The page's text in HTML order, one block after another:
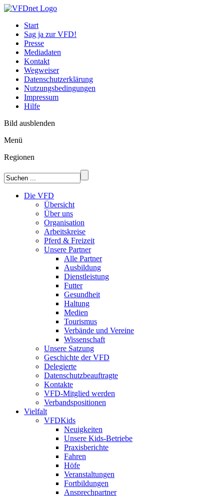
Start
Sag ja zur VFD!
Presse
Mediadaten
Kontakt
Wegweiser
Datenschutzerklärung
Nutzungsbedingungen
Impressum
Hilfe
Bild ausblenden
Menü
Regionen
Die VFD
Übersicht
Über uns
Organisation
Arbeitskreise
Pferd & Freizeit
Unsere Partner
Alle Partner
Ausbildung
Dienstleistung
Futter
Gesundheit
Haltung
Medien
Tourismus
Verbände und Vereine
Wissenschaft
Unsere Satzung
Geschichte der VFD
Delegierte
Datenschutzbeauftragte
Kontakte
VFD-Mitglied werden
Verbandspositionen
Vielfalt
VFDKids
Neuigkeiten
Unsere Kids-Betriebe
Praxisberichte
Fahren
Höfe
Veranstaltungen
Fortbildungen
Ansprechpartner